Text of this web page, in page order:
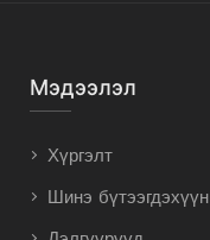
Мэдээлэл
Хүргэлт
Шинэ бүтээгдэхүүн